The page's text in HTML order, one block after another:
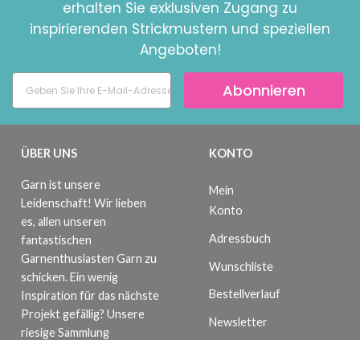
erhalten Sie exklusiven Zugang zu
inspirierenden Strickmustern und speziellen
Angeboten!
Abonnieren
ÜBER UNS
Garn ist unsere
Leidenschaft! Wir lieben
es, allen unseren
fantastischen
Garnenthusiasten Garn zu
schicken. Ein wenig
Inspiration für das nächste
Projekt gefällig? Unsere
riesige Sammlung
KONTO
Mein
Konto
Adressbuch
Wunschliste
Bestellverlauf
Newsletter